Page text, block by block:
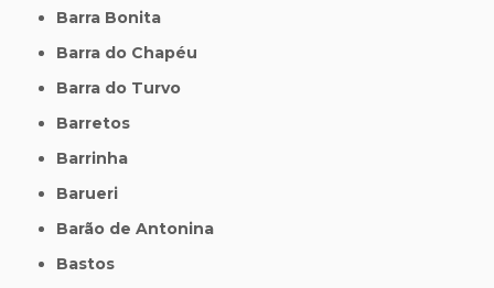
Barra Bonita
Barra do Chapéu
Barra do Turvo
Barretos
Barrinha
Barueri
Barão de Antonina
Bastos